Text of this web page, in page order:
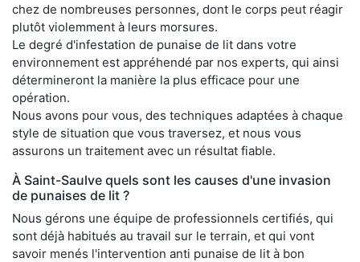
chez de nombreuses personnes, dont le corps peut réagir
plutôt violemment à leurs morsures.
Le degré d'infestation de punaise de lit dans votre
environnement est appréhendé par nos experts, qui ainsi
détermineront la manière la plus efficace pour une
opération.
Nous avons pour vous, des techniques adaptées à chaque
style de situation que vous traversez, et nous vous
assurons un traitement avec un résultat fiable.
À Saint-Saulve quels sont les causes d'une invasion
de punaises de lit ?
Nous gérons une équipe de professionnels certifiés, qui
sont déjà habitués au travail sur le terrain, et qui vont
savoir menés l'intervention anti punaise de lit à bon